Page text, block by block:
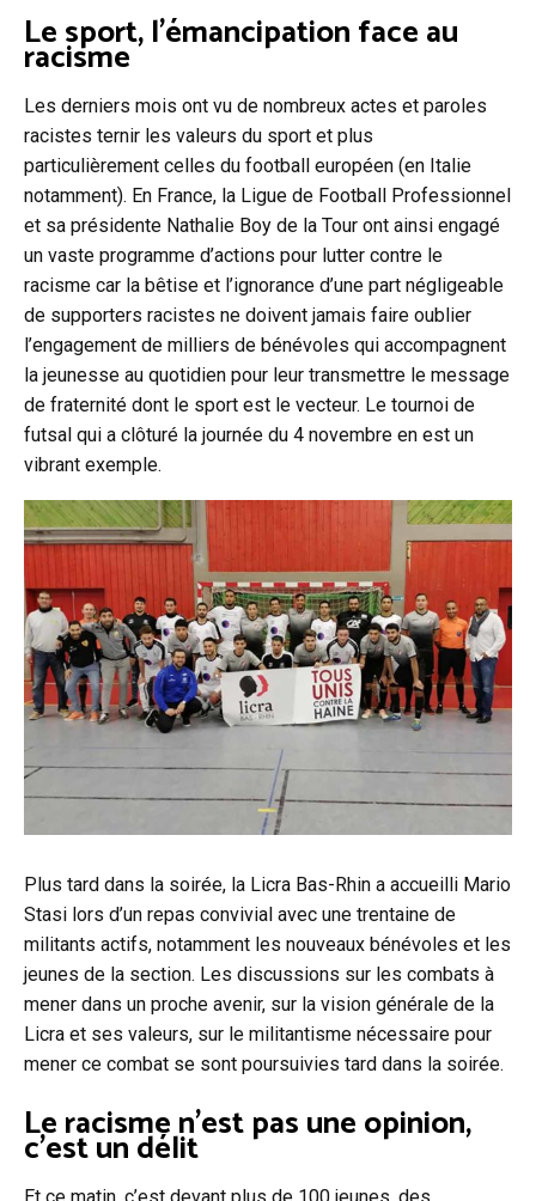
Le sport, l’émancipation face au
racisme
Les derniers mois ont vu de nombreux actes et paroles
racistes ternir les valeurs du sport et plus
particulièrement celles du football européen (en Italie
notamment). En France, la Ligue de Football Professionnel
et sa présidente Nathalie Boy de la Tour ont ainsi engagé
un vaste programme d’actions pour lutter contre le
racisme car la bêtise et l’ignorance d’une part négligeable
de supporters racistes ne doivent jamais faire oublier
l’engagement de milliers de bénévoles qui accompagnent
la jeunesse au quotidien pour leur transmettre le message
de fraternité dont le sport est le vecteur. Le tournoi de
futsal qui a clôturé la journée du 4 novembre en est un
vibrant exemple.
Plus tard dans la soirée, la Licra Bas-Rhin a accueilli Mario
Stasi lors d’un repas convivial avec une trentaine de
militants actifs, notamment les nouveaux bénévoles et les
jeunes de la section. Les discussions sur les combats à
mener dans un proche avenir, sur la vision générale de la
Licra et ses valeurs, sur le militantisme nécessaire pour
mener ce combat se sont poursuivies tard dans la soirée.
Le racisme n’est pas une opinion,
c’est un délit
Et ce matin, c’est devant plus de 100 jeunes, des